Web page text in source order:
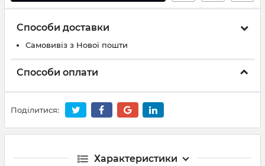
Способи доставки
Самовивіз з Нової пошти
Способи оплати
Поділитися:
Характеристики